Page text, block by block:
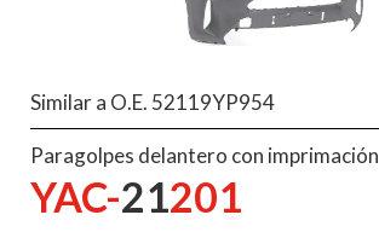
Similar a O.E. 52119YP954
Paragolpes delantero con imprimación
YAC-21201